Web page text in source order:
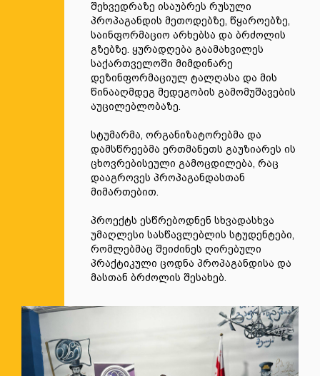
შეხვედრაზე ისაუბრეს რუსული
პროპაგანდის მეთოდებზე, წყაროებზე,
საინფორმაციო არხებსა და ბრძოლის
გზებზე. ყურადღება გაამახვილეს
საქართველოში მიმდინარე
დეზინფორმაციულ ტალღასა და მის
წინააღმდეგ მედეგობის გამომუშავების
აუცილებლობაზე.
სტუმარმა, ორგანიზატორებმა და
დამსწრეებმა ერთმანეთს გაუზიარეს ის
ცხოვრებისეული გამოცდილება, რაც
დააგროვეს პროპაგანდასთან
მიმართებით.
პროექტს ესწრებოდნენ სხვადასხვა
უმაღლესი სასწავლებლის სტუდენტები,
რომლებმაც შეიძინეს ღირებული
პრაქტიკული ცოდნა პროპაგანდისა და
მასთან ბრძოლის შესახებ.